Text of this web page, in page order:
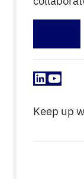
LinkedIn
Keep up